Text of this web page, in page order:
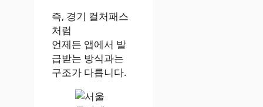
즉, 경기 컬처패스
처럼
언제든 앱에서 발
급받는 방식과는
구조가 다릅니다.